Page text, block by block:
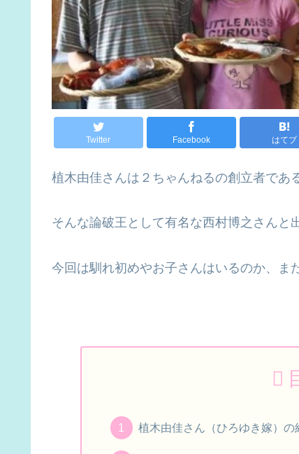
Twitter Facebook はてブ
植木由佳さんは２ちゃんねるの創立者であ
そんな論破王として有名な西村博之さんと
今回は馴れ初めやお子さんはいるのか、ま
植木由佳さん（ひろゆき嫁）